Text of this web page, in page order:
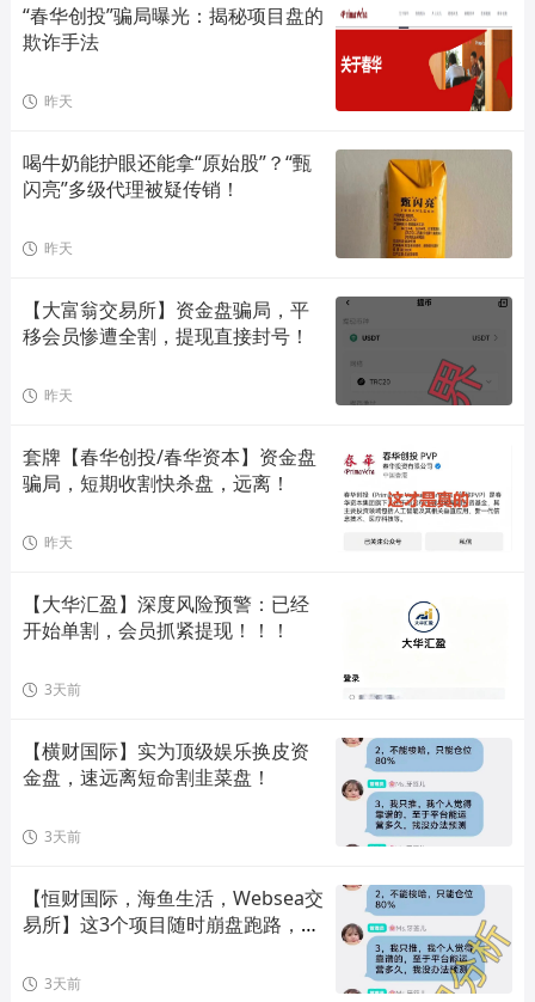
“春华创投”骗局曝光：揭秘项目盘的
欺诈手法
昨天
喝牛奶能护眼还能拿“原始股”？“甄
闪亮”多级代理被疑传销！
昨天
【大富翁交易所】资金盘骗局，平
移会员惨遭全割，提现直接封号！
昨天
套牌【春华创投/春华资本】资金盘
骗局，短期收割快杀盘，远离！
昨天
【大华汇盈】深度风险预警：已经
开始单割，会员抓紧提现！！！
3天前
【横财国际】实为顶级娱乐换皮资
金盘，速远离短命割韭菜盘！
3天前
【恒财国际，海鱼生活，Websea交
易所】这3个项目随时崩盘跑路，赶
3天前